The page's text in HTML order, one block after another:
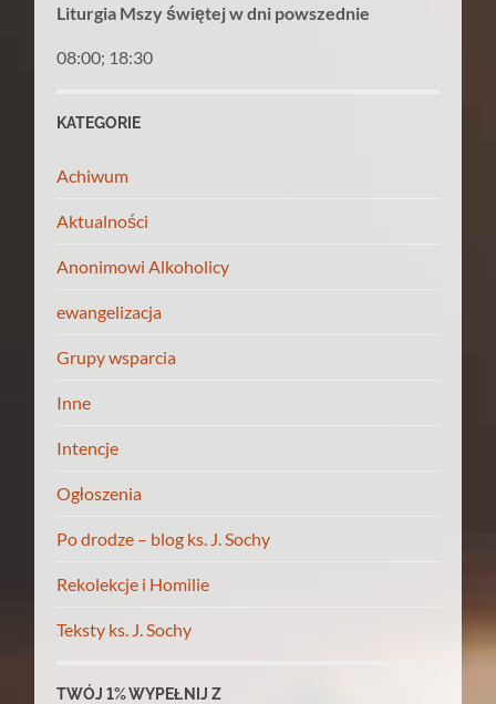
Liturgia Mszy świętej w dni powszednie
08:00; 18:30
KATEGORIE
Achiwum
Aktualności
Anonimowi Alkoholicy
ewangelizacja
Grupy wsparcia
Inne
Intencje
Ogłoszenia
Po drodze – blog ks. J. Sochy
Rekolekcje i Homilie
Teksty ks. J. Sochy
TWÓJ 1% WYPEŁNIJ Z